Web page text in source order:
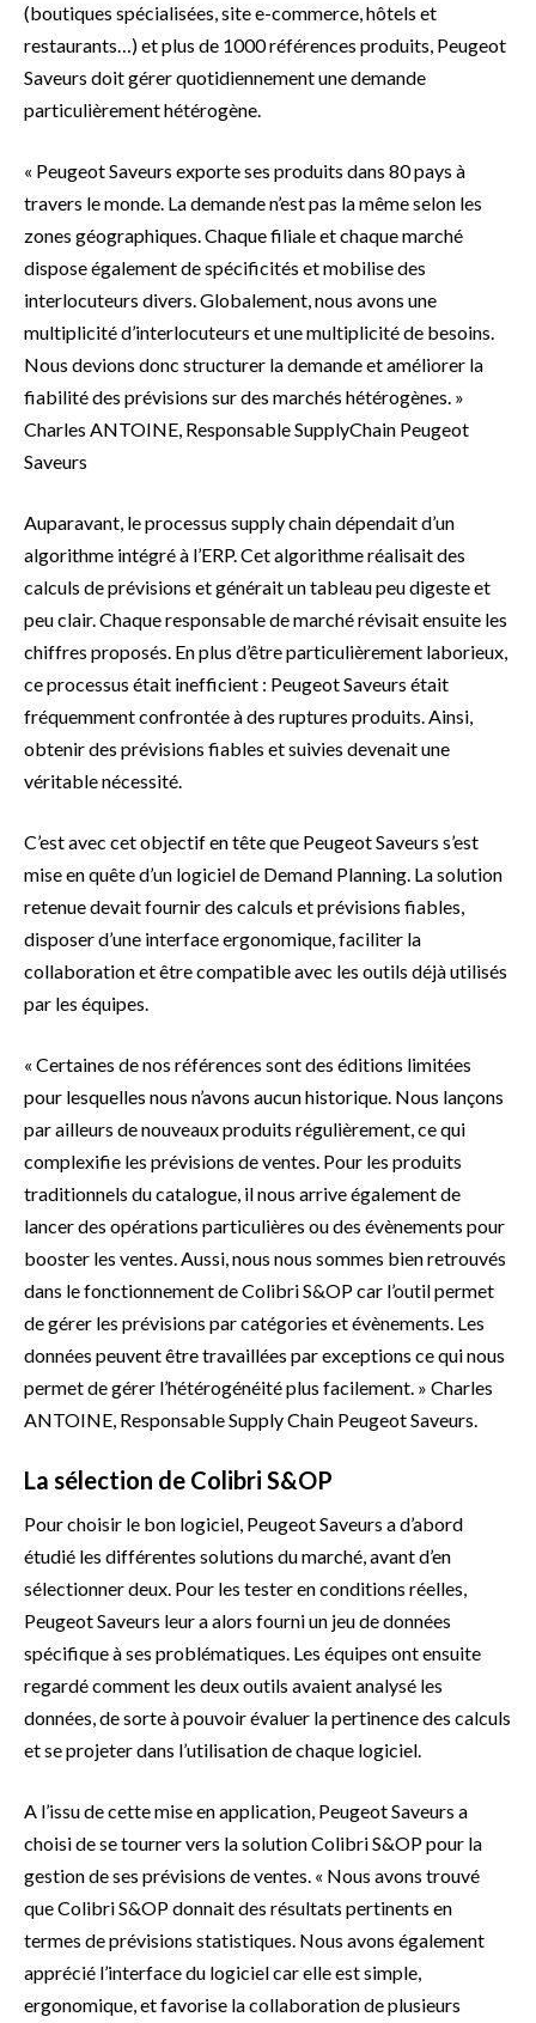
(boutiques spécialisées, site e-commerce, hôtels et
restaurants…) et plus de 1000 références produits, Peugeot
Saveurs doit gérer quotidiennement une demande
particulièrement hétérogène.
« Peugeot Saveurs exporte ses produits dans 80 pays à
travers le monde. La demande n’est pas la même selon les
zones géographiques. Chaque filiale et chaque marché
dispose également de spécificités et mobilise des
interlocuteurs divers. Globalement, nous avons une
multiplicité d’interlocuteurs et une multiplicité de besoins.
Nous devions donc structurer la demande et améliorer la
fiabilité des prévisions sur des marchés hétérogènes. »
Charles ANTOINE, Responsable SupplyChain Peugeot
Saveurs
Auparavant, le processus supply chain dépendait d’un
algorithme intégré à l’ERP. Cet algorithme réalisait des
calculs de prévisions et générait un tableau peu digeste et
peu clair. Chaque responsable de marché révisait ensuite les
chiffres proposés. En plus d’être particulièrement laborieux,
ce processus était inefficient : Peugeot Saveurs était
fréquemment confrontée à des ruptures produits. Ainsi,
obtenir des prévisions fiables et suivies devenait une
véritable nécessité.
C’est avec cet objectif en tête que Peugeot Saveurs s’est
mise en quête d’un logiciel de Demand Planning. La solution
retenue devait fournir des calculs et prévisions fiables,
disposer d’une interface ergonomique, faciliter la
collaboration et être compatible avec les outils déjà utilisés
par les équipes.
« Certaines de nos références sont des éditions limitées
pour lesquelles nous n’avons aucun historique. Nous lançons
par ailleurs de nouveaux produits régulièrement, ce qui
complexifie les prévisions de ventes. Pour les produits
traditionnels du catalogue, il nous arrive également de
lancer des opérations particulières ou des évènements pour
booster les ventes. Aussi, nous nous sommes bien retrouvés
dans le fonctionnement de Colibri S&OP car l’outil permet
de gérer les prévisions par catégories et évènements. Les
données peuvent être travaillées par exceptions ce qui nous
permet de gérer l’hétérogénéité plus facilement. » Charles
ANTOINE, Responsable Supply Chain Peugeot Saveurs.
La sélection de Colibri S&OP
Pour choisir le bon logiciel, Peugeot Saveurs a d’abord
étudié les différentes solutions du marché, avant d’en
sélectionner deux. Pour les tester en conditions réelles,
Peugeot Saveurs leur a alors fourni un jeu de données
spécifique à ses problématiques. Les équipes ont ensuite
regardé comment les deux outils avaient analysé les
données, de sorte à pouvoir évaluer la pertinence des calculs
et se projeter dans l’utilisation de chaque logiciel.
A l’issu de cette mise en application, Peugeot Saveurs a
choisi de se tourner vers la solution Colibri S&OP pour la
gestion de ses prévisions de ventes. « Nous avons trouvé
que Colibri S&OP donnait des résultats pertinents en
termes de prévisions statistiques. Nous avons également
apprécié l’interface du logiciel car elle est simple,
ergonomique, et favorise la collaboration de plusieurs